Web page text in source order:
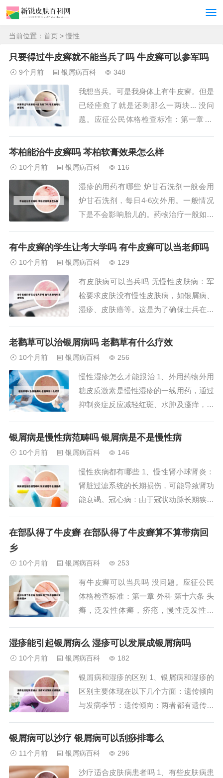
当前位置： 首页 > 慢性
只要得过牛皮癣就不能当兵了吗 牛皮癣可以参军吗
9个月前 银屑病百科 348
我想当兵。可是我身体上有牛皮癣。但是
已经痊愈了就是还剩那么一两块... 没问
题。应征公民体格检查标准：第一章 外
慢性泛发性湿疹，慢性荨麻疹，泛发性神
传染性或难以治愈的皮肤病，不合格。多
发性...
芩柏能治牛皮癣吗 芩柏软膏效果怎么样
10个月前 银屑病百科 116
湿疹的用药有哪些 炉甘石洗剂一般会用
炉甘石洗剂，每日4-6次外用。一般情况
下是不会影响胎儿的。药物治疗一般如果
不是很大的。建议你到医院将你用药情况
外用的药物。这个在使用之前要把宝宝有
湿疹的地方...
有牛皮癣的学生让考大学吗 有牛皮癣可以当老师吗
10个月前 银屑病百科 129
有皮肤病可以当兵吗 无慢性皮肤病：军
检要求皮肤没有慢性皮肤病，如银屑病、
湿疹、皮肤癌等。这是为了确保士兵在服
皮肤病的影响。无严重皮肤损伤：军检要
间能够正常履行任务，不受皮肤损伤的影
响。没问题。...
老鹳草可以治银屑病吗 老鹳草有什么疗效
10个月前 银屑病百科 256
慢性湿疹怎么才能跟治 1、外用药物外用
糖皮质激素是慢性湿疹的一线用药，通过
抑制炎症反应减轻红斑、水肿及瘙痒，但
（如弱效氢化可的松乳膏用于面部，强效
中西医结合治疗西医治疗以药物为主，外
用糖皮质激素...
银屑病是慢性病范畴吗 银屑病是不是慢性病
10个月前 银屑病百科 146
慢性疾病都有哪些 1、慢性肾小球肾炎：
肾脏过滤系统的长期损伤，可能导致肾功
能衰竭。冠心病：由于冠状动脉长期狭窄
长期的自身免疫性疾病，导致关节炎症和
的呼吸系统疾病，会导致气道狭窄和呼吸
困难。2、...
在部队得了牛皮癣 在部队得了牛皮癣算不算带病回
乡
10个月前 银屑病百科 253
有牛皮癣可以当兵吗 没问题。应征公民
体格检查标准：第一章 外科 第十六条 头
癣，泛发性体癣，疥疮，慢性泛发性湿
屑病，面颈部长径超过1cm的血管痣、色
皮肤对刺激物过敏或有接触性皮炎史，手
足部位近...
湿疹能引起银屑病么 湿疹可以发展成银屑病吗
10个月前 银屑病百科 182
银屑病和湿疹的区别 1、银屑病和湿疹的
区别主要体现在以下几个方面：遗传倾向
与发病季节：遗传倾向：两者都有遗传倾
多，而湿疹在夏天更为常见。发病年龄
位：银屑病：通常发生在四肢的伸侧，如
银屑病可以沙疗 银屑病可以刮痧排毒么
11个月前 银屑病百科 296
沙疗适合皮肤病患者吗 1、有些皮肤病患